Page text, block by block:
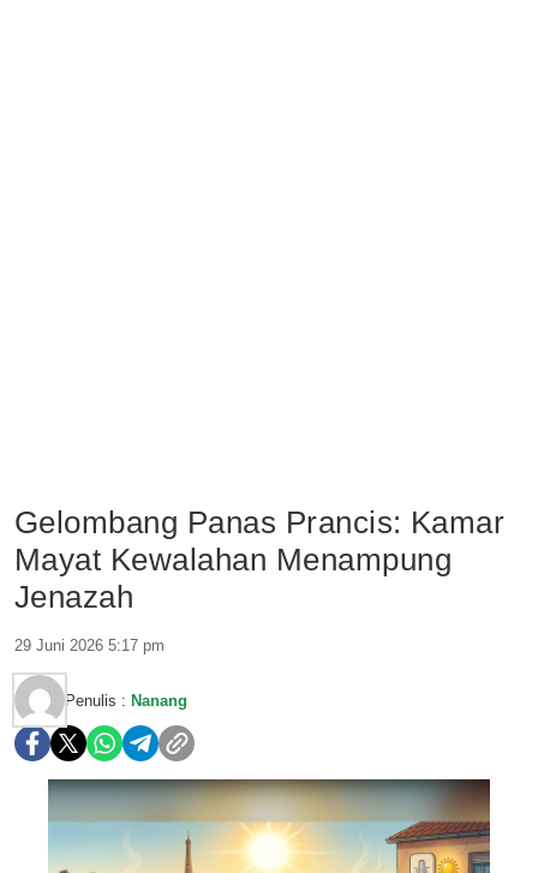
Gelombang Panas Prancis: Kamar
Mayat Kewalahan Menampung
Jenazah
29 Juni 2026 5:17 pm
Penulis : Nanang